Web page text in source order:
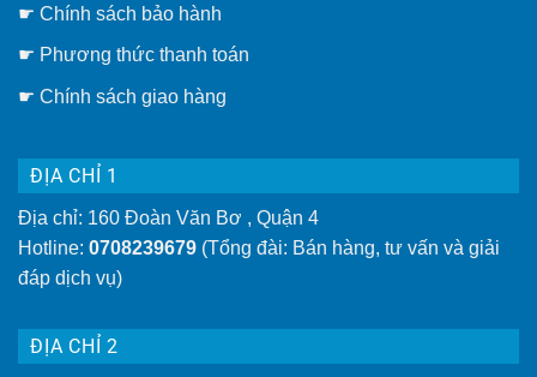
thông
minh
tường
lợi
hơn
☛ Chính sách bảo hành
☛ Phương thức thanh toán
☛ Chính sách giao hàng
ĐỊA CHỈ 1
Địa chỉ: 160 Đoàn Văn Bơ , Quận 4
Hotline: 0708239679 (Tổng đài: Bán hàng, tư vấn và giải
đáp dịch vụ)
ĐỊA CHỈ 2